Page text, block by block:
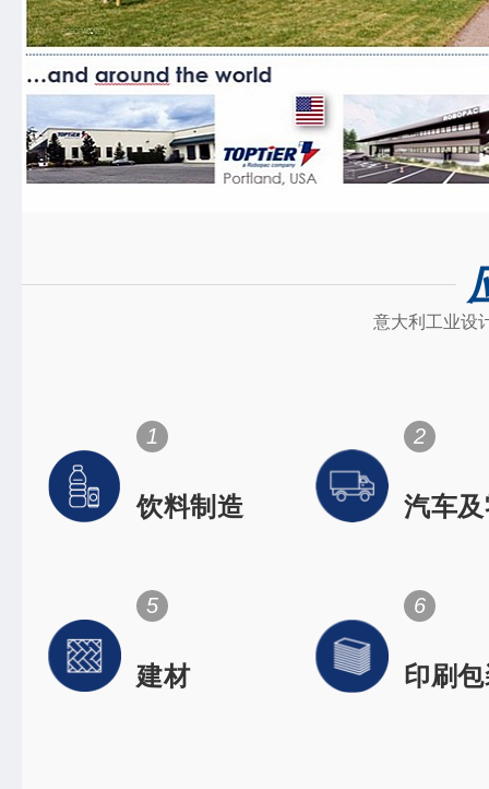
意大利工业设
1
饮料制造
2
汽车
5
建材
6
印刷